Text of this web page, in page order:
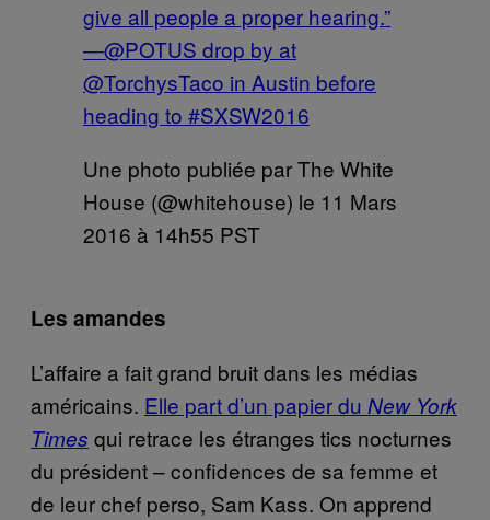
give all people a proper hearing.”
—@POTUS drop by at
@TorchysTaco in Austin before
heading to #SXSW2016
Une photo publiée par The White
House (@whitehouse) le 11 Mars
2016 à 14h55 PST
Les amandes
L’affaire a fait grand bruit dans les médias
américains. Elle part d’un papier du New York
Times qui retrace les étranges tics nocturnes
du président – confidences de sa femme et
de leur chef perso, Sam Kass. On apprend